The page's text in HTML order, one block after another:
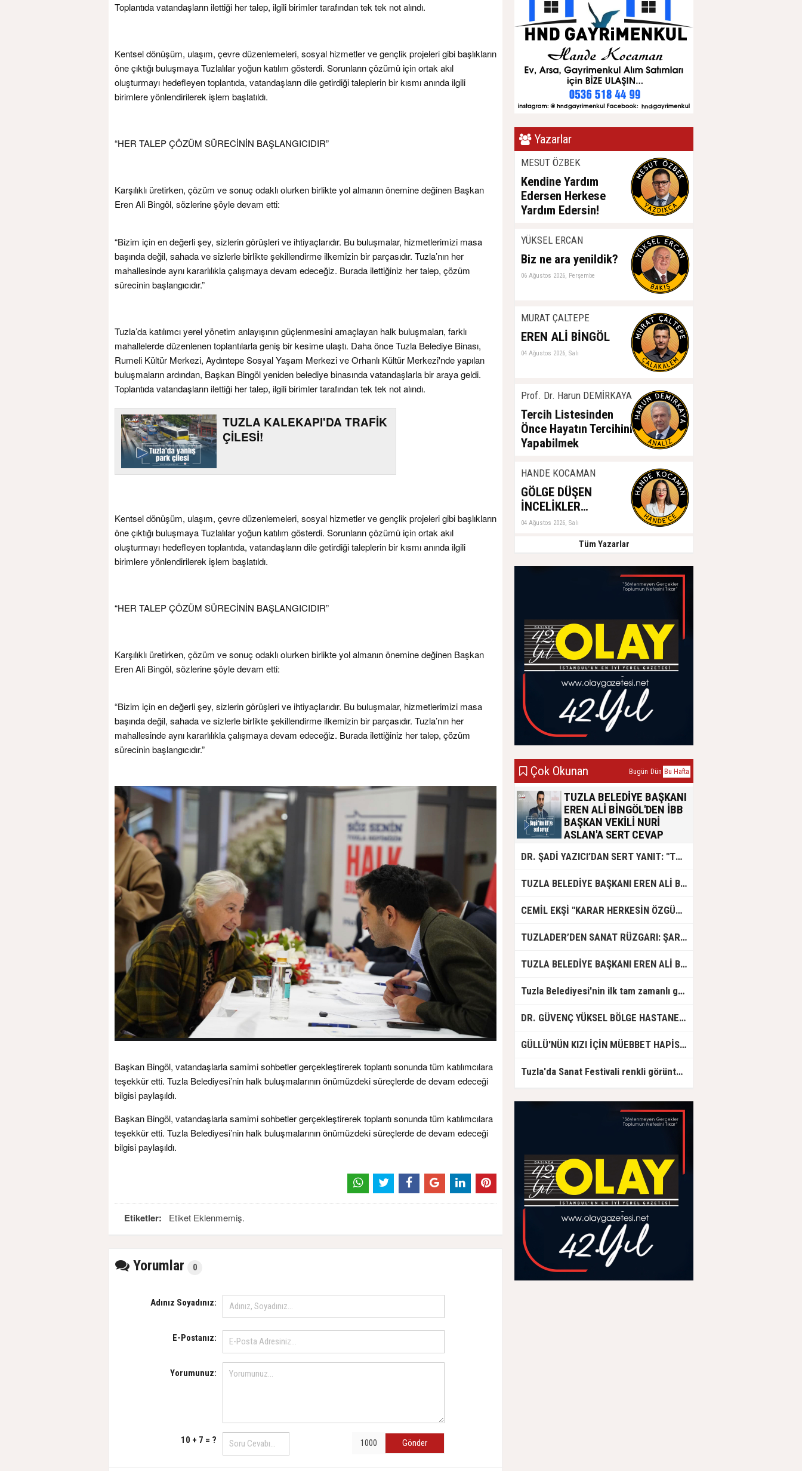
Toplantıda vatandaşların ilettiği her talep, ilgili birimler tarafından tek tek not alındı.
Kentsel dönüşüm, ulaşım, çevre düzenlemeleri, sosyal hizmetler ve gençlik projeleri gibi başlıkların
öne çıktığı buluşmaya Tuzlalılar yoğun katılım gösterdi. Sorunların çözümü için ortak akıl
oluşturmayı hedefleyen toplantıda, vatandaşların dile getirdiği taleplerin bir kısmı anında ilgili
birimlere yönlendirilerek işlem başlatıldı.
“HER TALEP ÇÖZÜM SÜRECİNİN BAŞLANGICIDIR”
Karşılıklı üretirken, çözüm ve sonuç odaklı olurken birlikte yol almanın önemine değinen Başkan
Eren Ali Bingöl, sözlerine şöyle devam etti:
“Bizim için en değerli şey, sizlerin görüşleri ve ihtiyaçlarıdır. Bu buluşmalar, hizmetlerimizi masa
başında değil, sahada ve sizlerle birlikte şekillendirme ilkemizin bir parçasıdır. Tuzla’nın her
mahallesinde aynı kararlılıkla çalışmaya devam edeceğiz. Burada ilettiğiniz her talep, çözüm
sürecinin başlangıcıdır.”
Tuzla’da katılımcı yerel yönetim anlayışının güçlenmesini amaçlayan halk buluşmaları, farklı
mahallelerde düzenlenen toplantılarla geniş bir kesime ulaştı. Daha önce Tuzla Belediye Binası,
Rumeli Kültür Merkezi, Aydıntepe Sosyal Yaşam Merkezi ve Orhanlı Kültür Merkezi'nde yapılan
buluşmaların ardından, Başkan Bingöl yeniden belediye binasında vatandaşlarla bir araya geldi.
Toplantıda vatandaşların ilettiği her talep, ilgili birimler tarafından tek tek not alındı.
TUZLA KALEKAPI'DA TRAFİK
ÇİLESİ!
Kentsel dönüşüm, ulaşım, çevre düzenlemeleri, sosyal hizmetler ve gençlik projeleri gibi başlıkların
öne çıktığı buluşmaya Tuzlalılar yoğun katılım gösterdi. Sorunların çözümü için ortak akıl
oluşturmayı hedefleyen toplantıda, vatandaşların dile getirdiği taleplerin bir kısmı anında ilgili
birimlere yönlendirilerek işlem başlatıldı.
“HER TALEP ÇÖZÜM SÜRECİNİN BAŞLANGICIDIR”
Karşılıklı üretirken, çözüm ve sonuç odaklı olurken birlikte yol almanın önemine değinen Başkan
Eren Ali Bingöl, sözlerine şöyle devam etti:
“Bizim için en değerli şey, sizlerin görüşleri ve ihtiyaçlarıdır. Bu buluşmalar, hizmetlerimizi masa
başında değil, sahada ve sizlerle birlikte şekillendirme ilkemizin bir parçasıdır. Tuzla’nın her
mahallesinde aynı kararlılıkla çalışmaya devam edeceğiz. Burada ilettiğiniz her talep, çözüm
sürecinin başlangıcıdır.”
Başkan Bingöl, vatandaşlarla samimi sohbetler gerçekleştirerek toplantı sonunda tüm katılımcılara
teşekkür etti. Tuzla Belediyesi’nin halk buluşmalarının önümüzdeki süreçlerde de devam edeceği
bilgisi paylaşıldı.
Başkan Bingöl, vatandaşlarla samimi sohbetler gerçekleştirerek toplantı sonunda tüm katılımcılara
teşekkür etti. Tuzla Belediyesi’nin halk buluşmalarının önümüzdeki süreçlerde de devam edeceği
bilgisi paylaşıldı.
Etiketler: Etiket Eklenmemiş.
Yorumlar 0
Adınız Soyadınız:
E-Postanız:
Yorumunuz:
10 + 7 = ? Gönder
Yazarlar
MESUT ÖZBEK
Kendine Yardım
Edersen Herkese
Yardım Edersin!
YÜKSEL ERCAN
Biz ne ara yenildik?
06 Ağustos 2026, Perşembe
MURAT ÇALTEPE
EREN ALİ BİNGÖL
04 Ağustos 2026, Salı
Prof. Dr. Harun DEMİRKAYA
Tercih Listesinden
Önce Hayatın Tercihini
Yapabilmek
HANDE KOCAMAN
GÖLGE DÜŞEN
İNCELİKLER…
04 Ağustos 2026, Salı
Tüm Yazarlar
Çok Okunan Bugün Dün Bu Hafta
TUZLA BELEDİYE BAŞKANI
EREN ALİ BİNGÖL'DEN İBB
BAŞKAN VEKİLİ NURİ
ASLAN'A SERT CEVAP
Bingöl, İBB Başkan Vekili Nuri
açıklamalarına yazılı bir basın
açıklamasıyla yanıt verdi. Konunun
Tuzlalının geleceğini ilgilendiren
hayati bir sorun olduğunu vurgulayan
2024 yıllarına ait olduğunu belirtti.
DR. ŞADİ YAZICI’DAN SERT YANIT: "TUZLA’YA YÖNELİK KİN VE HIRSIN TUTARSIZLIKLAR MANZUMESİ"
TUZLA BELEDİYE BAŞKANI EREN ALİ BİNGÖL AK PARTİ'DE
CEMİL EKŞİ "KARAR HERKESİN ÖZGÜRLÜĞÜ"
TUZLADER’DEN SANAT RÜZGARI: ŞARKILAR TUZLA İÇİN SÖYLENDİ
TUZLA BELEDİYE BAŞKANI EREN ALİ BİNGÖL’DEN İBB’YE SORULAR: "O ZAMAN NEDEN GÖRMEDİNİZ?
Tuzla Belediyesi'nin ilk tam zamanlı gündüz bakımevi için ön kayıtlar başlıyor
DR. GÜVENÇ YÜKSEL BÖLGE HASTANESİ'NDE ÇALIŞMAYA BAŞLADI
GÜLLÜ'NÜN KIZI İÇİN MÜEBBET HAPİS CEZASI İSTENDİ!
Tuzla'da Sanat Festivali renkli görüntülere sahne oldu